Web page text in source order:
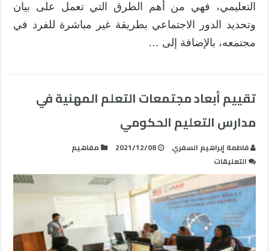
التعليمي، فهي من أهم الطرق التي تعمل على بيان
وتحديد الدور الاجتماعي بطريقة غير مباشرة للفرد في
مجتمعه، بالإضافة إلى …
تقييم أبعاد مجتمعات التعلم المهنية في
مدارس التعليم الحكومي
فاطمة إبراهيم السفري 2021/12/08
مفاهيم
التعليقات
تقييم
أبعاد
مجتمعات
التعلم
المهنية
في